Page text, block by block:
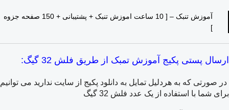
آموزش تنبک – [ 10 ساعت اموزش تنبک + پشتیبانی + 150 صفحه جزوه
]
ارسال پستی پکیج آموزش تمبک از طریق فلش 32 گیگ:
در صورتی که به هردلیل تمایل به دانلود پکیج از سایت ندارید می توانیم
برای شما با استفاده از یک عدد فلش 32 گیگ